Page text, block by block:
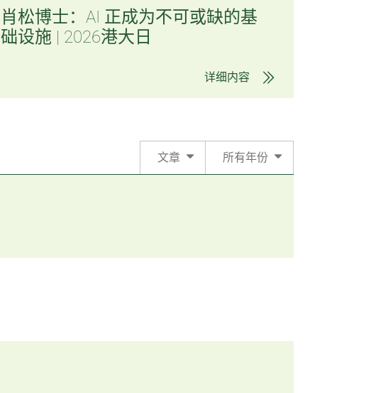
肖松博士：AI 正成为不可或缺的基
础设施 | 2026港大日
详细内容
文章 所有年份